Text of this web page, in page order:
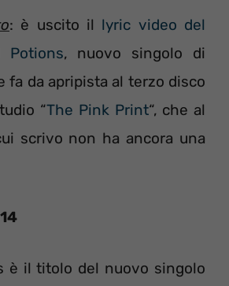
: è uscito il lyric video del
Potions, nuovo singolo di
fa da apripista al terzo disco
“The Pink Print“, che al
scrivo non ha ancora una
è il titolo del nuovo singolo